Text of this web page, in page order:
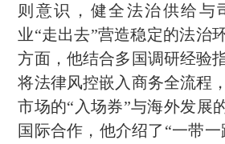
则意识，健全法治供给与
业“走出去”营造稳定的法治
方面，他结合多国调研经验
将法律风控嵌入商务全流程
市场的“入场券”与海外发展
国际合作，他介绍了“一带